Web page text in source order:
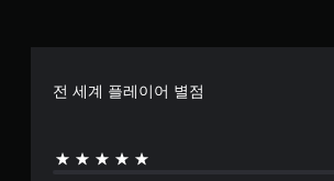
전 세계 플레이어 별점